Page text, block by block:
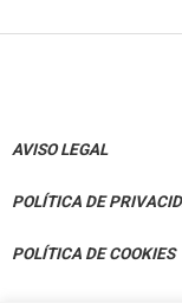
AVISO LEGAL
POLÍTICA DE
POLÍTICA DE COOKIES